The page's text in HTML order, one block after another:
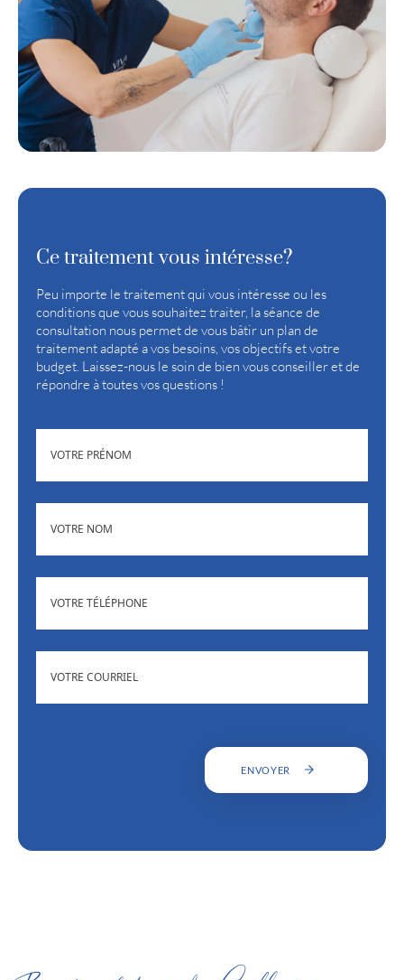
Ce traitement vous intéresse?
Peu importe le traitement qui vous intéresse ou les
conditions que vous souhaitez traiter, la séance de
consultation nous permet de vous bâtir un plan de
traitement adapté a vos besoins, vos objectifs et votre
budget. Laissez-nous le soin de bien vous conseiller et de
répondre à toutes vos questions !
COURRIEL(NÉCESSAIRE)
ENVOYER